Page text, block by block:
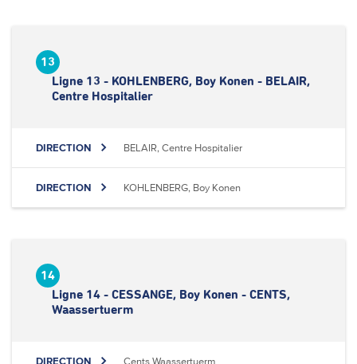
13
Ligne 13 - KOHLENBERG, Boy Konen - BELAIR,
Centre Hospitalier
DIRECTION BELAIR, Centre Hospitalier
DIRECTION KOHLENBERG, Boy Konen
14
Ligne 14 - CESSANGE, Boy Konen - CENTS,
Waassertuerm
DIRECTION Cents Waassertuerm